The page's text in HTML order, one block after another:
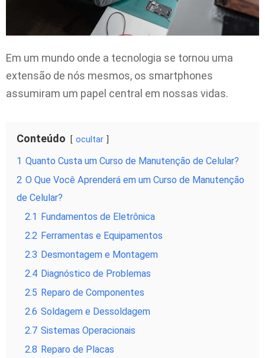
Em um mundo onde a tecnologia se tornou uma
extensão de nós mesmos, os smartphones
assumiram um papel central em nossas vidas.
Conteúdo ocultar
1 Quanto Custa um Curso de Manutenção de Celular?
2 O Que Você Aprenderá em um Curso de Manutenção
de Celular?
2.1 Fundamentos de Eletrônica
2.2 Ferramentas e Equipamentos
2.3 Desmontagem e Montagem
2.4 Diagnóstico de Problemas
2.5 Reparo de Componentes
2.6 Soldagem e Dessoldagem
2.7 Sistemas Operacionais
2.8 Reparo de Placas